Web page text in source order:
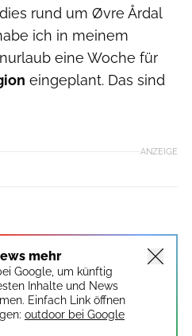
rund um Øvre Årdal
ich in meinem
eine Woche für
eingeplant. Das sind
ANZEIGE
mehr
Google, um künftig
Inhalte und News
Einfach Link öffnen
outdoor bei Google